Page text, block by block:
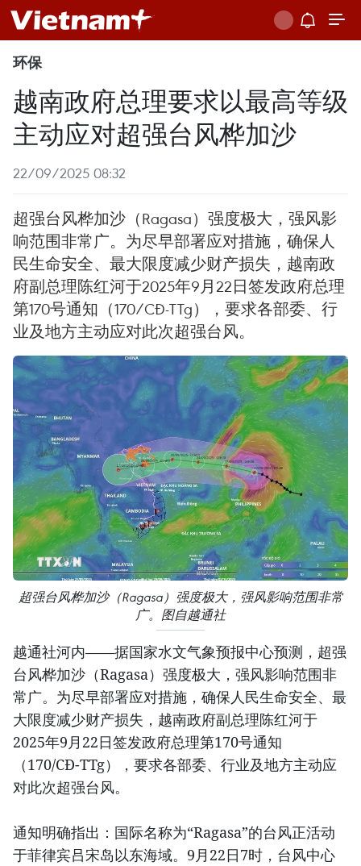
环保
越南政府总理要求以最高等级
主动应对超强台风桦加沙
22/09/2025 08:32
超强台风桦加沙（Ragasa）强度极大，强风影
响范围非常广。为尽早部署应对措施，确保人
民生命安全、最大限度减少财产损失，越南政
府副总理陈红河于2025年9月22日签发政府总理
第170号通知（170/CĐ-TTg），要求各部委、行
业及地方主动应对此次超强台风。
超强台风桦加沙（Ragasa）强度极大，强风影响范围非常
广。图自越通社
越通社河内——据国家水文气象预报中心预测，超强
台风桦加沙（Ragasa）强度极大，强风影响范围非
常广。为尽早部署应对措施，确保人民生命安全、最
大限度减少财产损失，越南政府副总理陈红河于
2025年9月22日签发政府总理第170号通知
（170/CĐ-TTg），要求各部委、行业及地方主动应
对此次超强台风。
通知明确指出：国际名称为“Ragasa”的台风正活动
于菲律宾吕宋岛以东海域。9月22日7时，台风中心